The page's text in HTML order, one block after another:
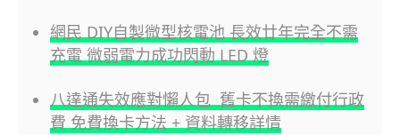
網民 DIY自製微型核電池 長效廿年完全不需
充電 微弱電力成功閃動 LED 燈
八達通失效應對懶人包 舊卡不換需繳付行政
費 免費換卡方法 + 資料轉移詳情